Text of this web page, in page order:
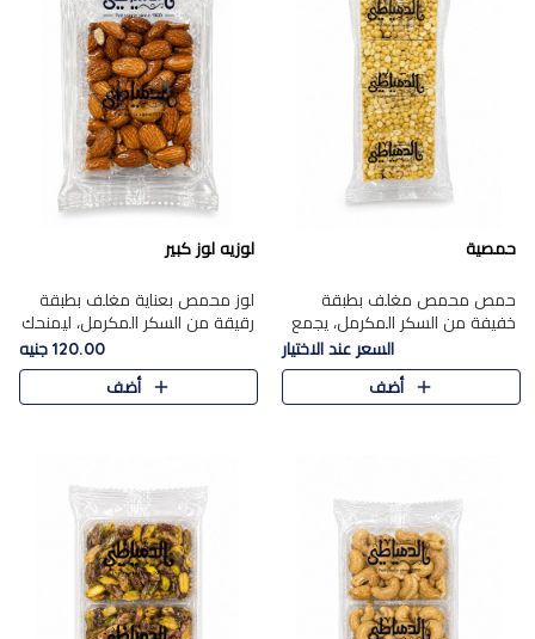
حمصية
حمص محمص مغلف بطبقة
خفيفة من السكر المكرمل، يجمع
بين القرمشة المميزة والطعم
الشرقي الأصيل في واحدة من أشهر
حلويات الموسم.
السعر عند الاختيار
أضف
لوزيه لوز كبير
لوز محمص بعناية مغلف بطبقة
رقيقة من السكر المكرمل، ليمنحك
قرمشة راقية ونكهة غنية تبرز
فخامة اللوز في كل قطعة.
120.00 جنيه
أضف